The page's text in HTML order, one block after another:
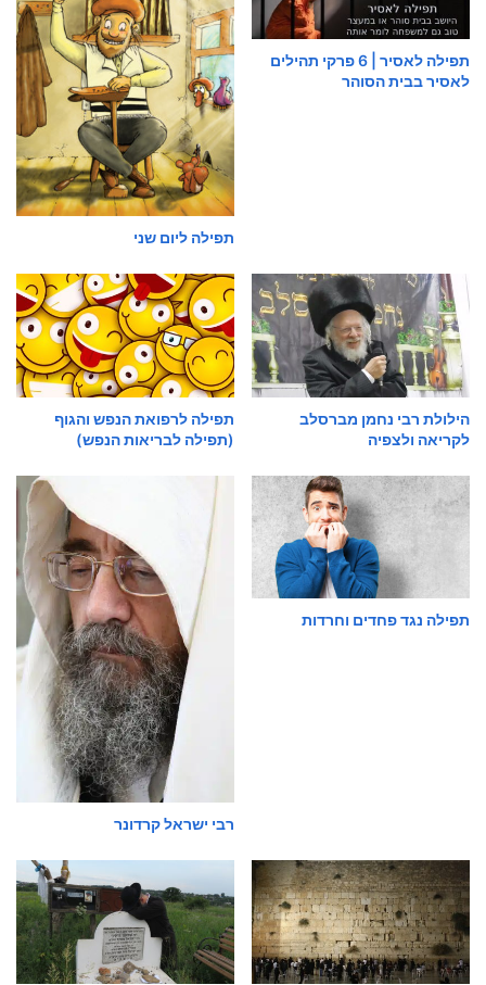
תפילה לאסיר | 6 פרקי תהילים
לאסיר בבית הסוהר
תפילה ליום שני
הילולת רבי נחמן מברסלב
לקריאה ולצפיה
תפילה לרפואת הנפש והגוף
(תפילה לבריאות הנפש)
תפילה נגד פחדים וחרדות
רבי ישראל קרדונר